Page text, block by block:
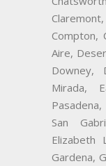
Compton,
Aire,
Downey,
Mirada,
San
Elizabeth
Gardena,